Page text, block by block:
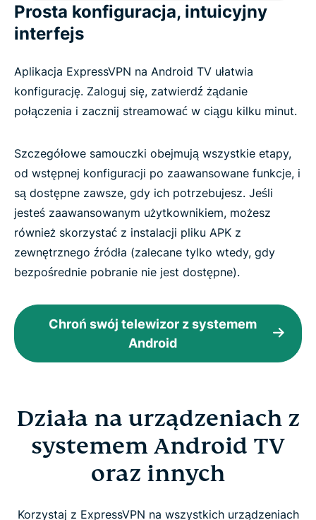
Prosta konfiguracja, intuicyjny
interfejs
Aplikacja ExpressVPN na Android TV ułatwia
konfigurację. Zaloguj się, zatwierdź żądanie
połączenia i zacznij streamować w ciągu kilku minut.
Szczegółowe samouczki obejmują wszystkie etapy,
od wstępnej konfiguracji po zaawansowane funkcje, i
są dostępne zawsze, gdy ich potrzebujesz. Jeśli
jesteś zaawansowanym użytkownikiem, możesz
również skorzystać z instalacji pliku APK z
zewnętrznego źródła (zalecane tylko wtedy, gdy
bezpośrednie pobranie nie jest dostępne).
Chroń swój telewizor z systemem
Android
Działa na urządzeniach z
systemem Android TV
oraz innych
Korzystaj z ExpressVPN na wszystkich urządzeniach